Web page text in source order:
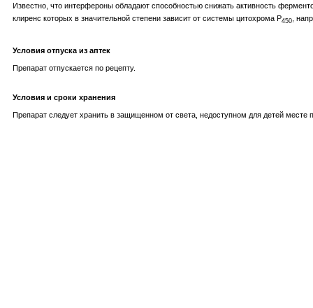
Известно, что интерфероны обладают способностью снижать активность
клиренс которых в значительной степени зависит от системы цитохрома Р450 ,
Условия отпуска из аптек
Препарат отпускается по рецепту.
Условия и сроки хранения
Препарат следует хранить в защищенном от света, недоступном для детей